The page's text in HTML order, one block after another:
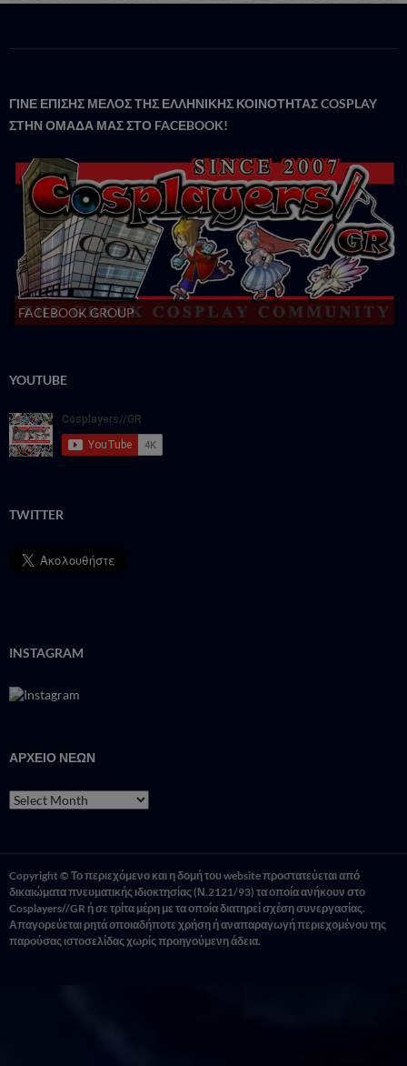
ΓΙΝΕ ΕΠΙΣΗΣ ΜΕΛΟΣ ΤΗΣ ΕΛΛΗΝΙΚΗΣ ΚΟΙΝΟΤΗΤΑΣ COSPLAY
ΣΤΗΝ ΟΜΑΔΑ ΜΑΣ ΣΤΟ FACΕBOOK!
FACEBOOK GROUP
YOUTUBE
TWITTER
INSTAGRAM
ΑΡΧΕΙΟ ΝΕΩΝ
ΑΡΧΕΙΟ
ΝΕΩΝ
Copyright © Το περιεχόμενο και η δομή του website προστατεύεται από
δικαιώματα πνευματικής ιδιοκτησίας (Ν.2121/93) τα οποία ανήκουν στο
Cosplayers//GR ή σε τρίτα μέρη με τα οποία διατηρεί σχέση συνεργασίας.
Απαγορεύεται ρητά οποιαδήποτε χρήση ή αναπαραγωγή περιεχομένου της
παρούσας ιστοσελίδας χωρίς προηγούμενη άδεια.